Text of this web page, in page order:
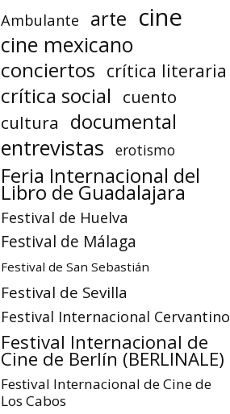
Ambulante arte cine
cine mexicano
conciertos crítica literaria
crítica social
cuento
cultura
documental
entrevistas erotismo
Feria Internacional del
Libro de Guadalajara
Festival de Huelva
Festival de Málaga
Festival de San Sebastián
Festival de Sevilla
Festival Internacional Cervantino
Festival Internacional de
Cine de Berlín (BERLINALE)
Festival Internacional de Cine de
Los Cabos